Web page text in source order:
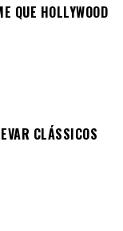
QUE HOLLYWOOD
CLÁSSICOS